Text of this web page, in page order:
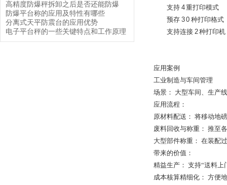
高精度防爆秤拆卸之后是否还能防爆
防爆平台称的应用及特性有哪些
分离式天平防震台的应用优势
电子平台秤的一些关键特点和工作原理
支持 4 重打印模式
预存 3 0 种打印格式
支持连接 2 种打印机
应用案例
工业制造与车间管理
场景： 大型车间、生产
应用流程：
原材料配送： 将移动地
废料回收与称重： 推至
大型部件称重： 在装配
带来的价值：
精益生产： 支持“送料
成本核算精细化： 方便